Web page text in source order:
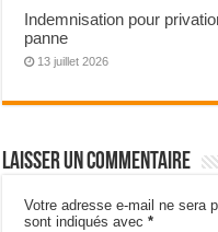
Indemnisation pour
panne
13 juillet 2026
Laisser un commentaire
Votre adresse e-mail ne sera
sont indiqués avec*